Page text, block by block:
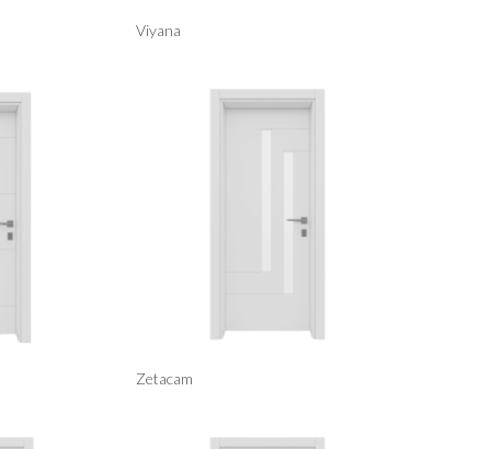
Viyana
Zetacam